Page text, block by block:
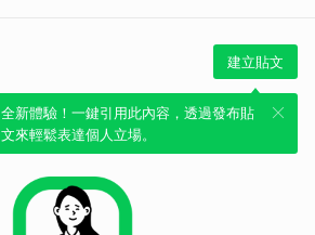
建立貼文
全新體驗！一鍵引用此內容，透過發布貼
文來輕鬆表達個人立場。